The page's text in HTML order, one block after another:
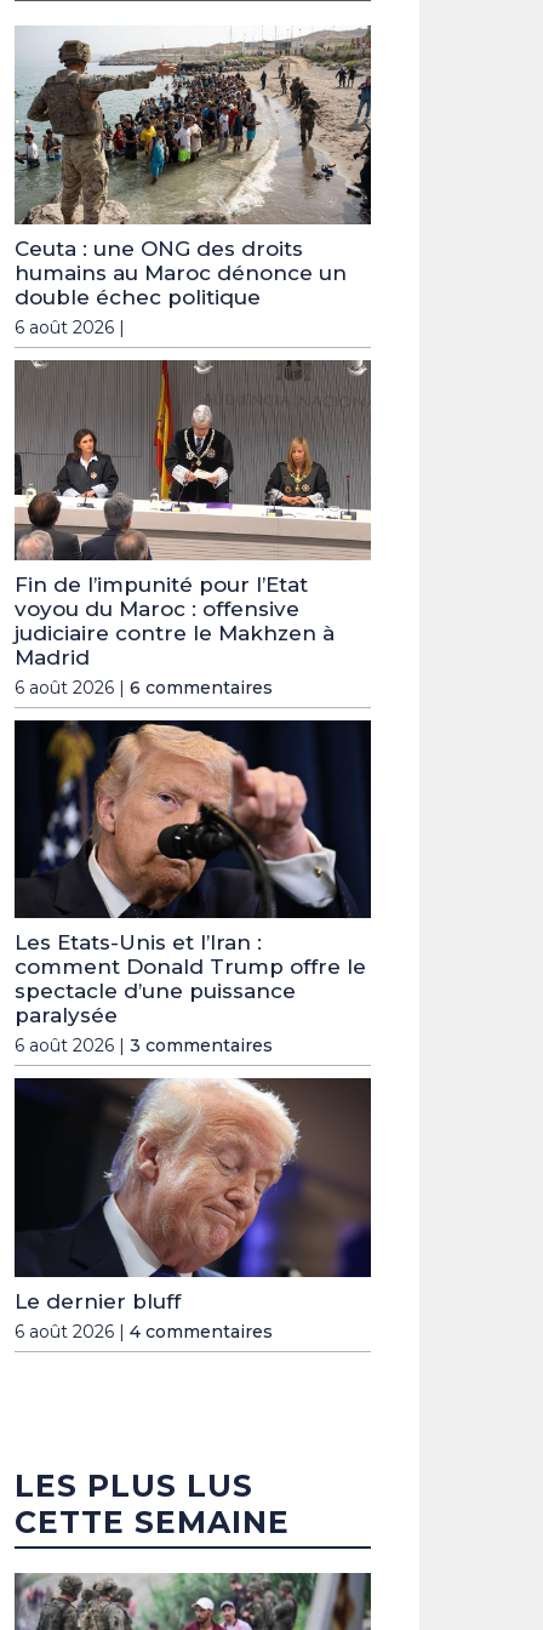
Ceuta : une ONG des droits
humains au Maroc dénonce un
double échec politique
6 août 2026 |
Fin de l’impunité pour l’Etat
voyou du Maroc : offensive
judiciaire contre le Makhzen à
Madrid
6 août 2026 | 6 commentaires
Les Etats-Unis et l’Iran :
comment Donald Trump offre le
spectacle d’une puissance
paralysée
6 août 2026 | 3 commentaires
Le dernier bluff
6 août 2026 | 4 commentaires
LES PLUS LUS
CETTE SEMAINE